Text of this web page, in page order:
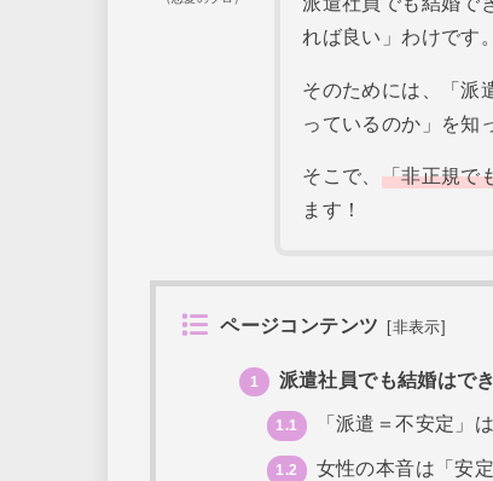
れば良い」わけです。
そのためには、「派
っているのか」を知
そこで、 「非正規で
ます！
ページコンテンツ 非表示
1 派遣社員でも結婚はで
1.1 「派遣＝不安定」
1.2 女性の本音は「安